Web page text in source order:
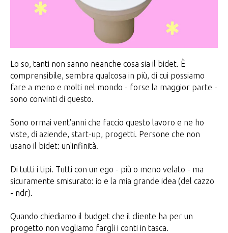
Lo so, tanti non sanno neanche cosa sia il bidet. È
comprensibile, sembra qualcosa in più, di cui possiamo
fare a meno e molti nel mondo - forse la maggior parte -
sono convinti di questo.
Sono ormai vent'anni che faccio questo lavoro e ne ho
viste, di aziende, start-up, progetti. Persone che non
usano il bidet: un'infinità.
Di tutti i tipi. Tutti con un ego - più o meno velato - ma
sicuramente smisurato: io e la mia grande idea (del cazzo
- ndr).
Quando chiediamo il budget che il cliente ha per un
progetto non vogliamo fargli i conti in tasca.